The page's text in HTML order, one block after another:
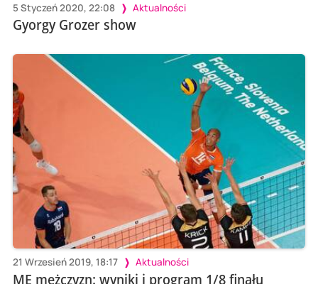
5 Styczeń 2020, 22:08 Aktualności
Gyorgy Grozer show
21 Wrzesień 2019, 18:17 Aktualności
ME mężczyzn: wyniki i program 1/8 finału